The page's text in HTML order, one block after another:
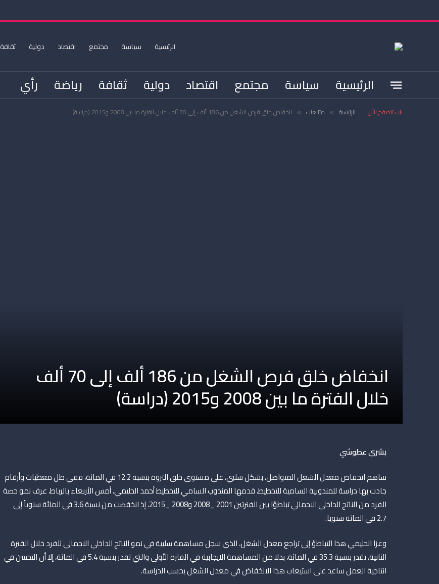
الرئيسية سياسة مجتمع اقتصاد دولية ثقافة
الرئيسية سياسة مجتمع اقتصاد دولية ثقافة رياضة رأي
انت تتصفح الأن الرئيسية » متابعات » انخفاض خلق فرص الشغل من 186 ألف إلى 70 ألف خلال الفترة ما بين 2008 و2015 (دراسة)
انخفاض خلق فرص الشغل من 186 ألف إلى 70 ألف
خلال الفترة ما بين 2008 و2015 (دراسة)
بشرى عطوشي
ساهم انخفاض معدل الشغل المتواصل، بشكل سلبي، على مستوى خلق الثروة بنسبة 12.2 في المائة، ففي ظل معطيات وأرقام
جادت بها دراسة للمندوبية السامية للتخطيط، قدمها المندوب السامي للتخطيط أحمد الحليمي، أمس الأربعاء بالرباط، عرف نمو حصة
الفرد من الناتج الداخلي الاجمالي تباطؤا بين الفترتين 2001 _2008 و2008 _2015، إذ انخفضت من نسبة 3.6 في المائة سنوياً إلى
2.7 في المائة سنويا.
وعزا الحليمي هذا التباطؤ إلى تراجع معدل الشغل، الذي سجل مساهمة سلبية في نمو الناتج الداخلي الاجمالي للفرد خلال الفترة
الثانية، تقدر بنسبة 35.3 في المائة، بدلا من المساهمة الايجابية في الفترة الأولى والتي تقدر بنسبة 5.4 في المائة، إلا أن التحسن في
انتاجية العمل ساعد على استيعاب هذا الانخفاض في معدل الشغل بحسب الدراسة.